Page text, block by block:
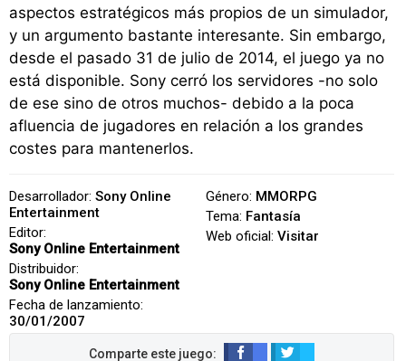
aspectos estratégicos más propios de un simulador,
y un argumento bastante interesante. Sin embargo,
desde el pasado 31 de julio de 2014, el juego ya no
está disponible. Sony cerró los servidores -no solo
de ese sino de otros muchos- debido a la poca
afluencia de jugadores en relación a los grandes
costes para mantenerlos.
Desarrollador: Sony Online
Entertainment
Editor:
Sony Online Entertainment
Distribuidor:
Sony Online Entertainment
Fecha de lanzamiento:
30/01/2007
Género: MMORPG
Tema: Fantasía
Web oficial: Visitar